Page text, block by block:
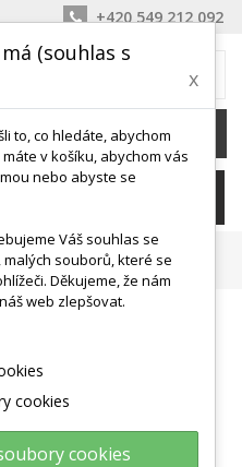
+420 549 212 092
0 Kč
Míče
Elipsy, Válce
- LEDRAGOMMA
(souhlas s
x
to, co hledáte, abychom
v košíku, abychom vás
nebo abyste se
Váš souhlas se
souborů, které se
Děkujeme, že nám
web zlepšovat.
cookies
cookies